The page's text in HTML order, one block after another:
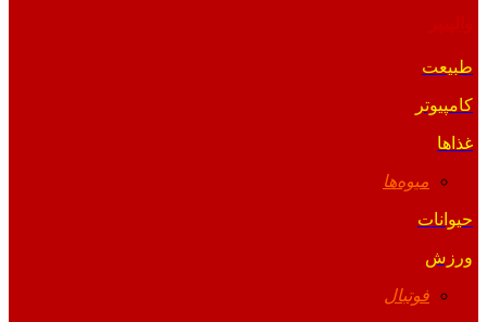
طبیعت
کامپیوتر
غذاها
میوه‌ها
حیوانات
ورزش
فوتبال